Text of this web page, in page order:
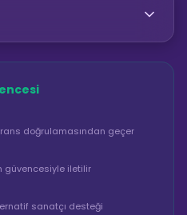
doğrulamasından geçer
güvencesiyle iletilir
sanatçı desteği